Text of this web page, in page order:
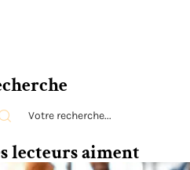
lecteurs aiment